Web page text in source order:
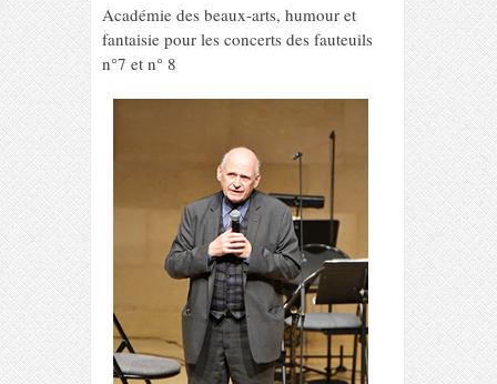
Académie des beaux-arts, humour et
fantaisie pour les concerts des fauteuils
n°7 et n° 8